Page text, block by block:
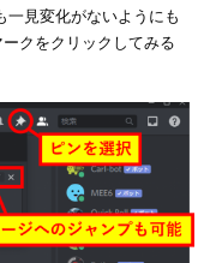
一見変化がないようにも
クをクリックしてみる